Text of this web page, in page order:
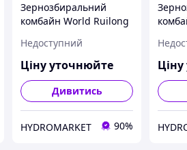
Зернозбиральний
комбайн World Ruilong
Недоступний
Ціну уточнюйте
Дивитись
HYDROMARKET 90%